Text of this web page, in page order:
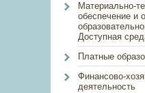
Материально-
обеспечение и
Доступная
Платные
Финансово-
деятельность